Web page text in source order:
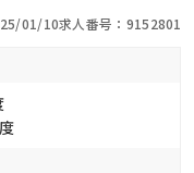
01/10求人番号：9152801